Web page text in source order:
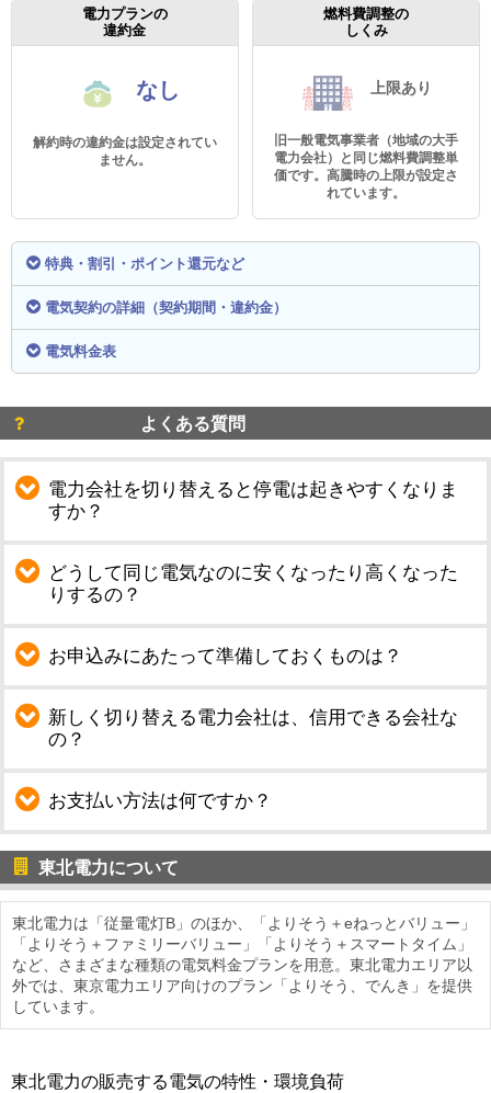
電力プランの
違約金
なし
解約時の違約金は設定されてい
ません。
燃料費調整の
しくみ
上限あり
旧一般電気事業者（地域の大手
電力会社）と同じ燃料費調整単
価です。高騰時の上限が設定さ
れています。
特典・割引・ポイント還元など
電気契約の詳細（契約期間・違約金）
電気料金表
よくある質問
電力会社を切り替えると停電は起きやすくなりま
すか？
どうして同じ電気なのに安くなったり高くなった
りするの？
お申込みにあたって準備しておくものは？
新しく切り替える電力会社は、信用できる会社な
の？
お支払い方法は何ですか？
東北電力について
東北電力は「従量電灯B」のほか、「よりそう＋eねっとバリュー」
「よりそう＋ファミリーバリュー」「よりそう＋スマートタイム」
など、さまざまな種類の電気料金プランを用意。東北電力エリア以
外では、東京電力エリア向けのプラン「よりそう、でんき」を提供
しています。
東北電力の販売する電気の特性・環境負荷